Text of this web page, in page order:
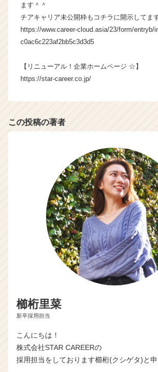
e
e
r
a
r
ます＾＾
チアキャリア未公開枠もコチラに開示してま
https://www.career-cloud.asia/23/form/entryb/
c0ac6c223af2bb5c3d3d5
【リニューアル！企業ホームページ ☆】
https://star-career.co.jp/
この投稿の著者
櫛桁里菜
新卒採用担当
こんにちは！
株式会社STAR CAREERの
採用担当をしております櫛桁(クシゲタ)と申